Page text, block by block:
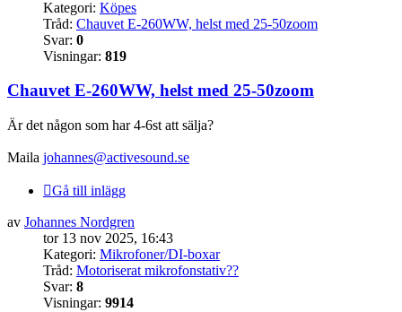
Kategori: Köpes
Tråd: Chauvet E-260WW, helst med 25-50zoom
Svar: 0
Visningar: 819
Chauvet E-260WW, helst med 25-50zoom
Är det någon som har 4-6st att sälja?
Maila johannes@activesound.se
Gå till inlägg
av Johannes Nordgren
tor 13 nov 2025, 16:43
Kategori: Mikrofoner/DI-boxar
Tråd: Motoriserat mikrofonstativ??
Svar: 8
Visningar: 9914